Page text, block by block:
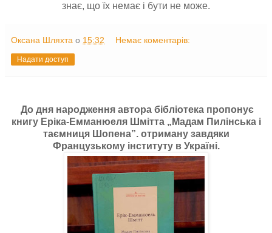
знає, що їх немає і бути не може.
Оксана Шляхта о 15:32 Немає коментарів:
Надати доступ
До дня народження автора бібліотека пропонує
книгу Еріка-Емманюеля Шмітта „Мадам Пилінська і
таємниця Шопена”. отриману завдяки
Французькому інституту в Україні.